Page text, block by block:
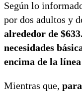
Según lo
por dos adultos y
alrededor de
necesidades
encima de la
Mientras que,